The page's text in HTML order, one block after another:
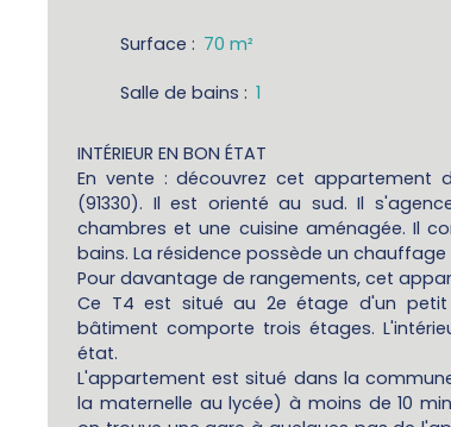
Surface : 70 m²
Salle de bains : 1
INTÉRIEUR EN BON ÉTAT
En vente : découvrez cet appartement
(91330). Il est orienté au sud. Il
chambres et une cuisine aménagée. Il
bains. La résidence possède un
Pour davantage de rangements, cet
Ce T4 est situé au 2e étage d'un petit
bâtiment comporte trois étages.
état.
L'appartement est situé dans la
la maternelle au lycée) à moins de 10